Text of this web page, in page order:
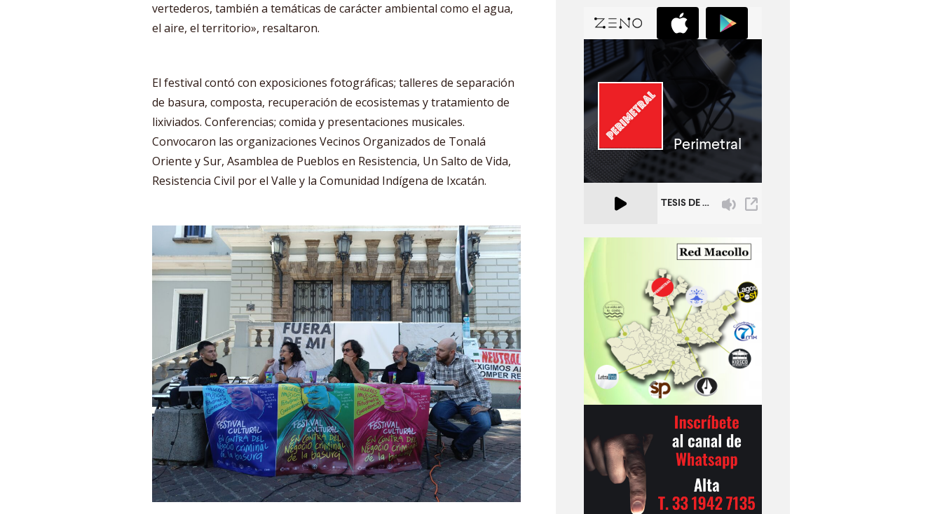
vertederos, también a temáticas de carácter ambiental como el agua,
el aire, el territorio», resaltaron.
El festival contó con exposiciones fotográficas; talleres de separación
de basura, composta, recuperación de ecosistemas y tratamiento de
lixiviados. Conferencias; comida y presentaciones musicales.
Convocaron las organizaciones Vecinos Organizados de Tonalá
Oriente y Sur, Asamblea de Pueblos en Resistencia, Un Salto de Vida,
Resistencia Civil por el Valle y la Comunidad Indígena de Ixcatán.